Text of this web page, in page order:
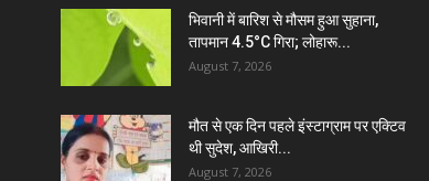
भिवानी में बारिश से मौसम हुआ सुहाना,
तापमान 4.5°C गिरा; लोहारू...
August 7, 2026
मौत से एक दिन पहले इंस्टाग्राम पर एक्टिव
थी सुदेश, आखिरी...
August 7, 2026